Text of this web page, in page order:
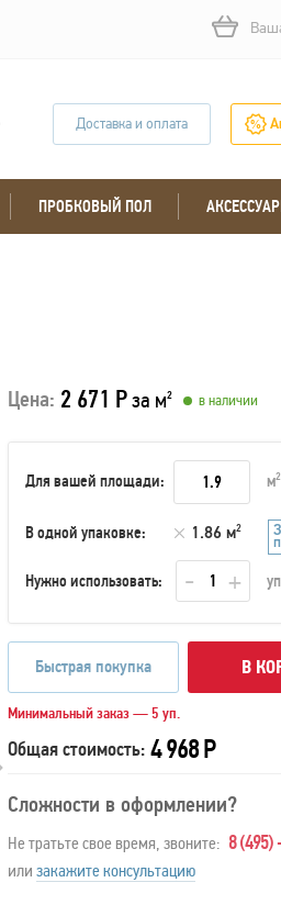
Доставка и оплата
ПРОБКОВЫЙ ПОЛ
Цена: 2 671 Рза м2 в наличии
Для вашей площади: м2
В одной упаковке: 1.86 м2
Нужно использовать:
Быстрая покупка В
Минимальный заказ — 5 уп.
Общая стоимость: 4 968 Р
Сложности в оформлении?
Не тратьте свое время, звоните: 8
или закажите консультацию